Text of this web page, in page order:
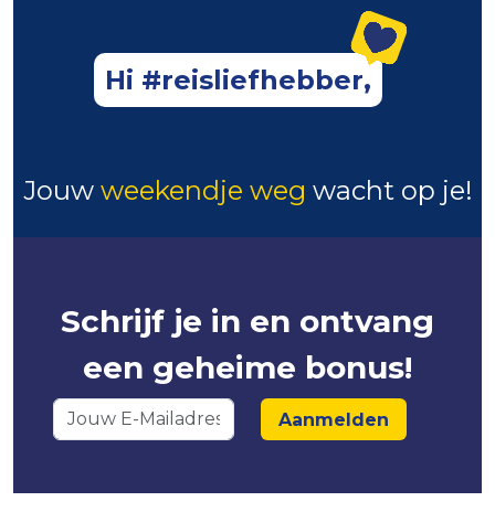
Hi #reisliefhebber,
Jouw weekendje weg wacht op je!
Schrijf je in en ontvang
een geheime bonus!
Aanmelden